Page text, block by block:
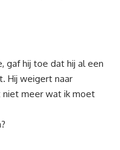
gaf hij toe dat hij al een
Hij weigert naar
meer wat ik moet